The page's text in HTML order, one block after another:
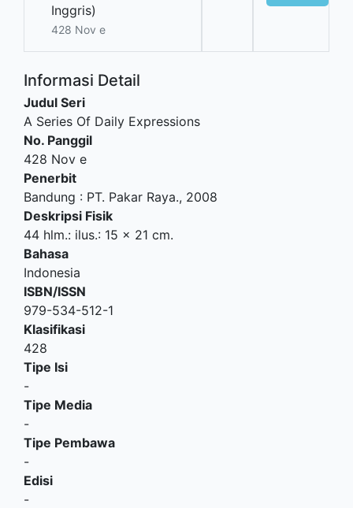
Inggris)
428 Nov e
Informasi Detail
Judul Seri
A Series Of Daily Expressions
No. Panggil
428 Nov e
Penerbit
Bandung : PT. Pakar Raya., 2008
Deskripsi Fisik
44 hlm.: ilus.: 15 x 21 cm.
Bahasa
Indonesia
ISBN/ISSN
979-534-512-1
Klasifikasi
428
Tipe Isi
-
Tipe Media
-
Tipe Pembawa
-
Edisi
-